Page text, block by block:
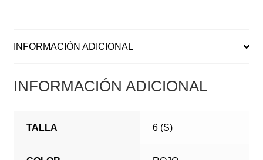
INFORMACIÓN ADICIONAL
INFORMACIÓN ADICIONAL
TALLA 6 (S)